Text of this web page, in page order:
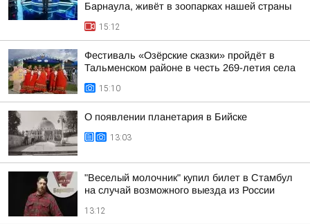
Барнаула, живёт в зоопарках нашей страны
15:12
Фестиваль «Озёрские сказки» пройдёт в
Тальменском районе в честь 269-летия села
15:10
О появлении планетария в Бийске
13:03
"Веселый молочник" купил билет в Стамбул
на случай возможного выезда из России
13:12